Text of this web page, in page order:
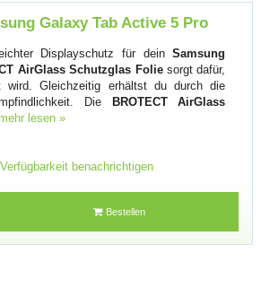
Galaxy Tab Active 5 Pro
Displayschutz für deinSamsung
AirGlass Schutzglas Foliesorgt dafür,
Gleichzeitig erhältst du durch die
Die
BROTECT AirGlass
mehr lesen »
benachrichtigen
Bestellen